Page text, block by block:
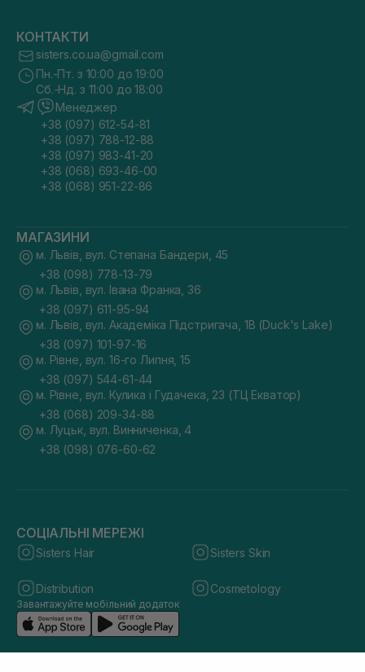
КОНТАКТИ
sisters.co.ua@gmail.com
Пн.-Пт. з 10:00 до 19:00
Сб.-Нд. з 11:00 до 18:00
Менеджер
+38 (097) 612-54-81
+38 (097) 788-12-88
+38 (097) 983-41-20
+38 (068) 693-46-00
+38 (068) 951-22-86
МАГАЗИНИ
м. Львів, вул. Степана Бандери, 45
+38 (098) 778-13-79
м. Львів, вул. Івана Франка, 36
+38 (097) 611-95-94
м. Львів, вул. Академіка Підстригача, 1В (Duck's Lake)
+38 (097) 101-97-16
м. Рівне, вул. 16-го Липня, 15
+38 (097) 544-61-44
м. Рівне, вул. Кулика і Гудачека, 23 (ТЦ Екватор)
+38 (068) 209-34-88
м. Луцьк, вул. Винниченка, 4
+38 (098) 076-60-62
СОЦІАЛЬНІ МЕРЕЖІ
Sisters Hair Sisters Skin
Distribution Cosmetology
Завантажуйте мобільний додаток